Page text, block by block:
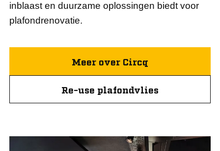
inblaast en duurzame oplossingen biedt voor
plafondrenovatie.
Meer over Circq
Re-use plafondvlies